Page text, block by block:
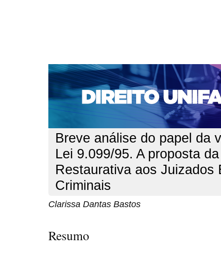
CAPA SOBRE ACESSO CADASTRO
NOTÍCIAS
EDIÇÕES DE Nº 1 A 100 WEBMAIL
Capa>n. 115 (2010) > Dantas Bastos
Breve análise do papel da
Lei 9.099/95. A proposta
Restaurativa aos Juizados
Criminais
Clarissa Dantas Bastos
Resumo